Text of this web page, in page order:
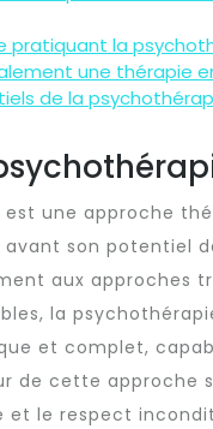
la
une thérapie
de la
une approche
son potentiel
aux approches
la
et complet,
de cette approche
et le respect